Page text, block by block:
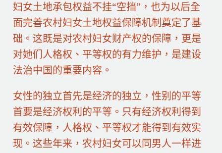
妇女土地承包权益不挂“空挡”，也为以后全
面完善农村妇女土地权益保障机制奠定了基
础。这既是对农村妇女财产权的保障，更是
对她们人格权、平等权的有力维护，是建设
法治中国的重要内容。
女性的独立首先是经济的独立，性别的平等
首要是经济权利的平等。只有经济权利得到
有效保障，人格权、平等权才能得到有效实
现。这些年来，农村妇女可以同男人一样进